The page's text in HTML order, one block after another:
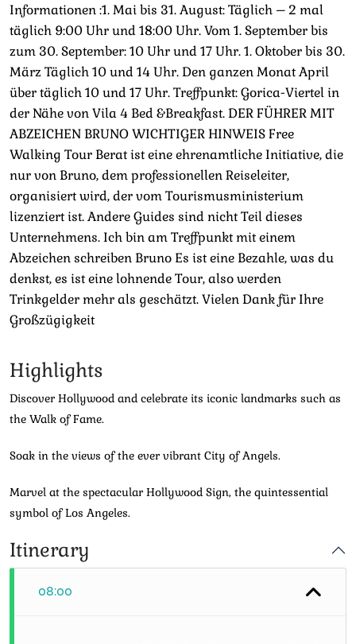
Informationen :1. Mai bis 31. August: Täglich – 2 mal
täglich 9:00 Uhr und 18:00 Uhr. Vom 1. September bis
zum 30. September: 10 Uhr und 17 Uhr. 1. Oktober bis 30.
März Täglich 10 und 14 Uhr. Den ganzen Monat April
über täglich 10 und 17 Uhr. Treffpunkt: Gorica-Viertel in
der Nähe von Vila 4 Bed &Breakfast. DER FÜHRER MIT
ABZEICHEN BRUNO WICHTIGER HINWEIS Free
Walking Tour Berat ist eine ehrenamtliche Initiative, die
nur von Bruno, dem professionellen Reiseleiter,
organisiert wird, der vom Tourismusministerium
lizenziert ist. Andere Guides sind nicht Teil dieses
Unternehmens. Ich bin am Treffpunkt mit einem
Abzeichen schreiben Bruno Es ist eine Bezahle, was du
denkst, es ist eine lohnende Tour, also werden
Trinkgelder mehr als geschätzt. Vielen Dank für Ihre
Großzügigkeit
Highlights
Discover Hollywood and celebrate its iconic landmarks such as
the Walk of Fame.
Soak in the views of the ever vibrant City of Angels.
Marvel at the spectacular Hollywood Sign, the quintessential
symbol of Los Angeles.
Itinerary
08:00